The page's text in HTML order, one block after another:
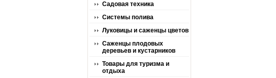
Садовая техника
Системы полива
Луковицы и саженцы цветов
Саженцы плодовых
деревьев и кустарников
Товары для туризма и
отдыха